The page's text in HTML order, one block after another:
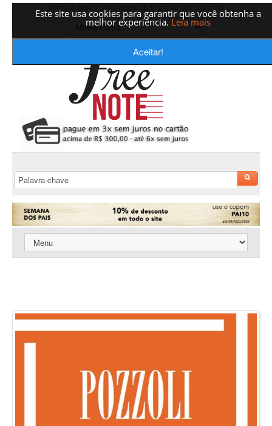
Este site usa cookies para garantir que você obtenha a
melhor experiência. Leia mais
Aceitar!